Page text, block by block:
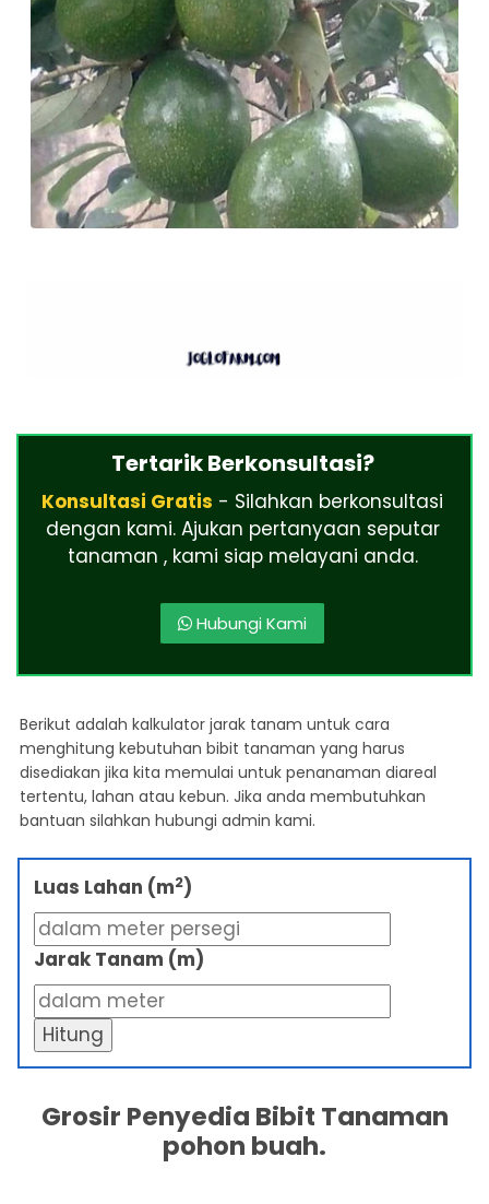
Tertarik Berkonsultasi?
Konsultasi Gratis - Silahkan berkonsultasi
dengan kami. Ajukan pertanyaan seputar
tanaman , kami siap melayani anda.
Hubungi Kami
Berikut adalah kalkulator jarak tanam untuk cara
menghitung kebutuhan bibit tanaman yang harus
disediakan jika kita memulai untuk penanaman diareal
tertentu, lahan atau kebun. Jika anda membutuhkan
bantuan silahkan hubungi admin kami.
Luas Lahan (m2)
Jarak Tanam (m)
Hitung
Grosir Penyedia Bibit Tanaman
pohon buah.